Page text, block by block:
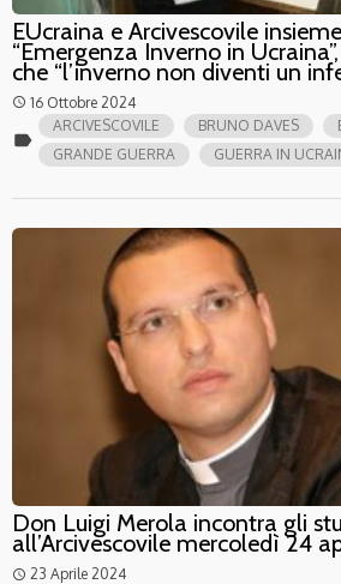
EUcraina e Arcivescovile
“Emergenza Inverno in
che “l’inverno non diventi un
access_time 16 Ottobre 2024
label
ARCIVESCOVILE BRUNO DAVES
GRANDE GUERRA
GUERRA IN
Don Luigi Merola incontra gli
all’Arcivescovile mercoledì 24
access_time 23 Aprile 2024